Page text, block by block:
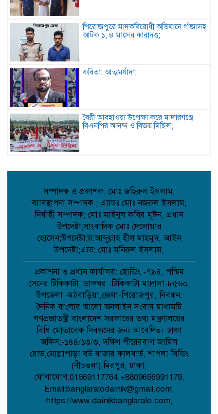
পিরোজপুরে মাদকবিরোধী অভিযানে গাঁজাসহ
আটক ১, ৪ মাসের কারাদণ্ড;
কবিতা: আত্মমর্যাদা;
বৈরী আবহাওয়া উপেক্ষা করে মাদারগঞ্জে
বিএনপির আনন্দ ও বিজয় মিছিল;
বিএম কলেজে জুলাই গণঅভ্যুত্থান দিবস
পোরশায় শহিদ পরিবার ও জুলাই যোদ্ধাদের
সংবর্ধনা;
আত্রাইয়ে জুলাই গণঅভ্যুত্থান দিবসে
স্মৃতিচারণ জুলাই যোদ্ধাদের সংবর্ধনা ও
আলোচনা সভা অনুষ্ঠিত ;
ডাসারে কাঠের ফার্নিচারে কাজ করতে গিয়ে
বিস্ফোরণে শিশুর মৃত্যু;
সেবা’র নতুন উপদেষ্টা মনোনীত হলেন
মালয়েশিয়া প্রবাসী ব্যবসায়ী এম আলী
হোসেন;
বেলকুচিতে গণঅভ্যুত্থান দিবসে ইসলামী
আন্দোলনের গণমিছিল ও গণহত্যার বিচারের
দাবি: “আদর্শিক বিজয়ের বিকল্প নেই”
সম্পাদক ও প্রকাশক; মোঃ জহিরুল ইসলাম,
ব্যাবস্থাপনা সম্পাদক ; এ্যাডঃ মোঃ নজরুল ইসলাম,
নির্বাহী সম্পাদক; মোঃ মাইনুল কবির মূঈন, প্রধান
উপদেষ্টা;সাংবাদিক মোঃ দেলোয়ার
হোসেন;উপদেষ্টা;ড:আব্দূল্লাহ হীল মাহমুদ, আইন
উপদেষ্টা;এ্যড: মোঃ মনিরুল ইসলাম,
প্রকাশনা ও প্রধান কার্যালয়: হোল্ডিং -৭৯৪, পশ্চিম
সেনের টিকিকাটা, ডাকঘর -টিকিকাটা মাদ্রাসা-৮৫৬০,
উপজেলা -মঠবাড়িয়া,জেলা-পিরোজপুর, নিবন্ধন:
দৈনিক বাংলার আলো অনলাইন সংবাদ মাধ্যমটি
গণপ্রজাতন্ত্রী বাংলাদেশ সরকারের তথ্য মন্ত্রণালয়ের
বিধি মোতাবেক নিবন্ধনের জন্য আবেদিত। ঢাকা
অফিস:-১৪৪/১৩/৩, দক্ষিণ পীরেরবাগ জামিল
রোড,মোল্লাপাড়া বউ বাজার কালবার্ড, শাপলা বিল্ডিং
(নীচতলা),মিরপুর, ঢাকা,
যোগাযোগ;01569117764,+8809696991179,
Email:banglaralodainik@gmail.com,
https://www.dainikbanglaralo.com,